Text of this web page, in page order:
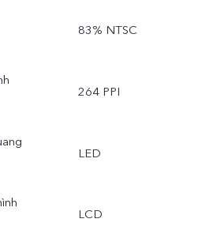
83% NTSC
264 PPI
LED
LCD